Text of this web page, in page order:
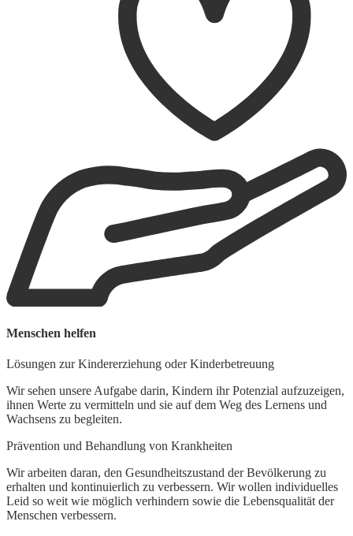
Menschen helfen
Lösungen zur Kindererziehung oder Kinderbetreuung
Wir sehen unsere Aufgabe darin, Kindern ihr Potenzial aufzuzeigen,
ihnen Werte zu vermitteln und sie auf dem Weg des Lernens und
Wachsens zu begleiten.
Prävention und Behandlung von Krankheiten
Wir arbeiten daran, den Gesundheitszustand der Bevölkerung zu
erhalten und kontinuierlich zu verbessern. Wir wollen individuelles
Leid so weit wie möglich verhindern sowie die Lebensqualität der
Menschen verbessern.